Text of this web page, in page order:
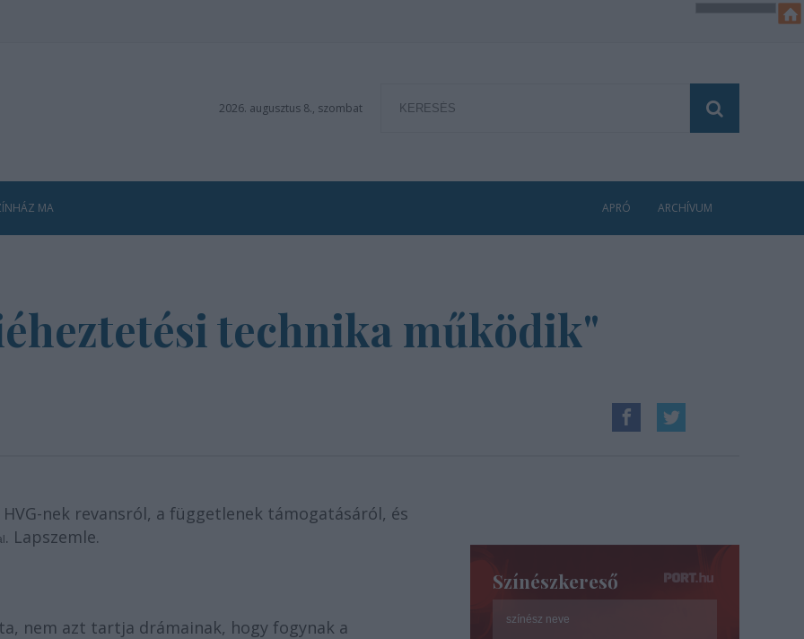
2026. augusztus 8., szombat
MA APRÓ ARCHÍVUM
technika működik"
nek revansról, a függetlenek támogatásáról, és
. Lapszemle.
nem azt tartja drámainak, hogy fogynak a
Színészkereső